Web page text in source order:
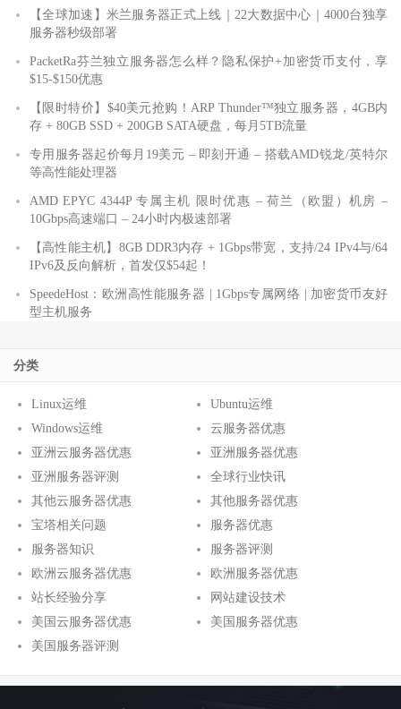
【全球加速】米兰服务器正式上线｜22大数据中心｜4000台独享
服务器秒级部署
PacketRa芬兰独立服务器怎么样？隐私保护+加密货币支付，享
$15-$150优惠
【限时特价】$40美元抢购！ARP Thunder™独立服务器，4GB内
存 + 80GB SSD + 200GB SATA硬盘，每月5TB流量
专用服务器起价每月19美元 – 即刻开通 – 搭载AMD锐龙/英特尔
等高性能处理器
AMD EPYC 4344P 专属主机 限时优惠 – 荷兰（欧盟）机房 –
10Gbps高速端口 – 24小时内极速部署
【高性能主机】8GB DDR3内存 + 1Gbps带宽，支持/24 IPv4与/64
IPv6及反向解析，首发仅$54起！
SpeedeHost：欧洲高性能服务器 | 1Gbps专属网络 | 加密货币友好
型主机服务
分类
Linux运维
Ubuntu运维
Windows运维
云服务器优惠
亚洲云服务器优惠
亚洲服务器优惠
亚洲服务器评测
全球行业快讯
其他云服务器优惠
其他服务器优惠
宝塔相关问题
服务器优惠
服务器知识
服务器评测
欧洲云服务器优惠
欧洲服务器优惠
站长经验分享
网站建设技术
美国云服务器优惠
美国服务器优惠
美国服务器评测